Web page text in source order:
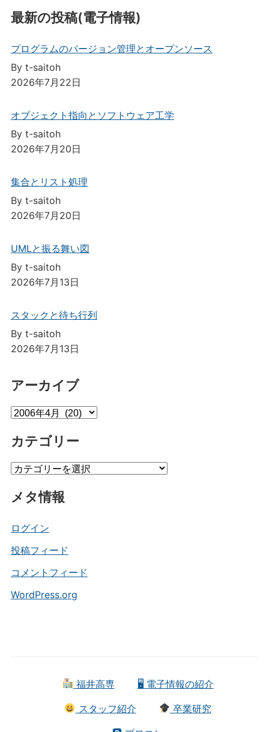
最新の投稿(電子情報)
プログラムのバージョン管理とオープンソース
By t-saitoh
2026年7月22日
オブジェクト指向とソフトウェア工学
By t-saitoh
2026年7月20日
集合とリスト処理
By t-saitoh
2026年7月20日
UMLと振る舞い図
By t-saitoh
2026年7月13日
スタックと待ち行列
By t-saitoh
2026年7月13日
アーカイブ
ア
カ
ブ
カテゴリー
カ
ゴ
ー
メタ情報
ログイン
投稿フィード
コメントフィード
WordPress.org
福井高専 🖥 電子情報の紹介
スタッフ紹介 卒業研究